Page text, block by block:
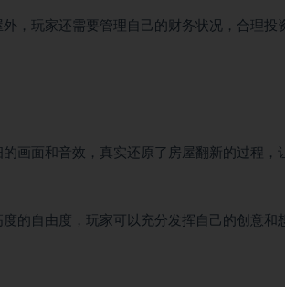
外，玩家还需要管理自己的财务状况，合理
的画面和音效，真实还原了房屋翻新的过程，
度的自由度，玩家可以充分发挥自己的创意